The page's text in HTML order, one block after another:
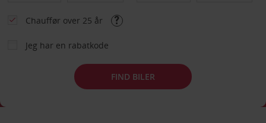
Chauffør over 25 år
Jeg har en rabatkode
FIND BILER